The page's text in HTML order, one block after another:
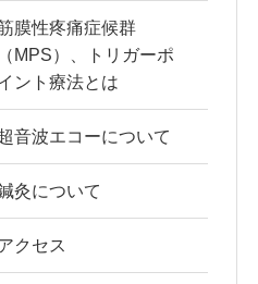
膜性疼痛症候群
（MPS）、トリガーポ
ント療法とは
音波エコーについて
灸について
クセス